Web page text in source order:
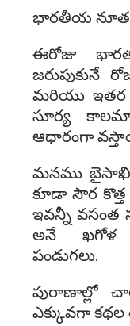
భారతీయ
ఈరోజు
జరుపుకునే
మరియు ఇతర
సూర్య
ఆధారంగా
మనము
కూడా సౌర కొత్త
ఇవన్నీ వసంత
అనే ఖగోళ
పండుగలు.
పురాణాల్లో
ఎక్కువగా